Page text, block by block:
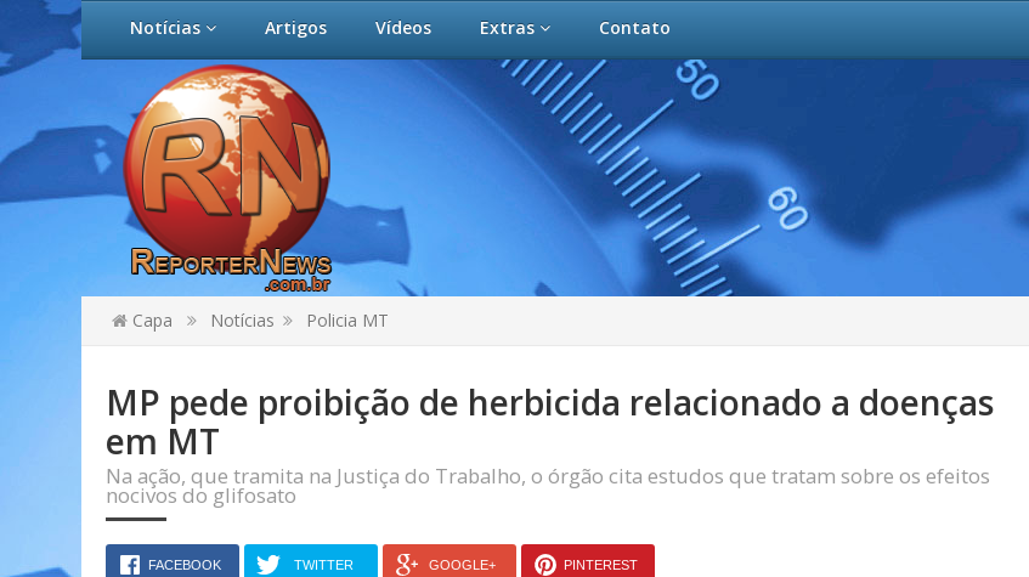
Notícias Artigos Vídeos Extras Contato
Capa Notícias Policia MT
MP pede proibição de herbicida relacionado a doenças
em MT
Na ação, que tramita na Justiça do Trabalho, o órgão cita estudos que tratam sobre os efeitos
nocivos do glifosato
FACEBOOK TWITTER GOOGLE+ PINTEREST